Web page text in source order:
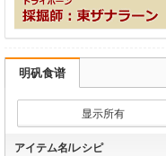
明矾食谱
显示所有
アイテム名/レシピ